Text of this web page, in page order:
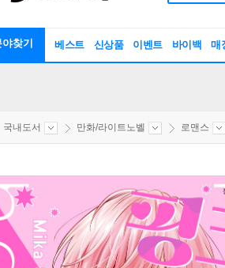
찾기 베스트 신상품 이벤트 바이백 매
국내도서 만화/라이트노벨 로맨스